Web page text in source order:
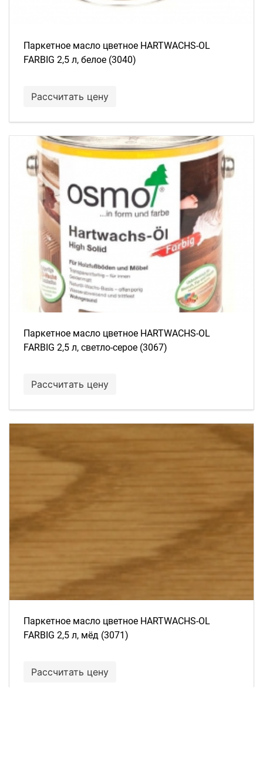
Паркетное масло цветное HARTWACHS-OL
FARBIG 2,5 л, белое (3040)
Рассчитать цену
Паркетное масло цветное HARTWACHS-OL
FARBIG 2,5 л, светло-серое (3067)
Рассчитать цену
Паркетное масло цветное HARTWACHS-OL
FARBIG 2,5 л, мёд (3071)
Рассчитать цену